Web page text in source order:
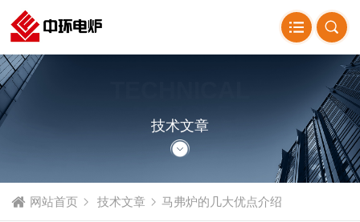
ARTICLE
技术文章
网站首页 技术文章 马弗炉的几大优点介绍